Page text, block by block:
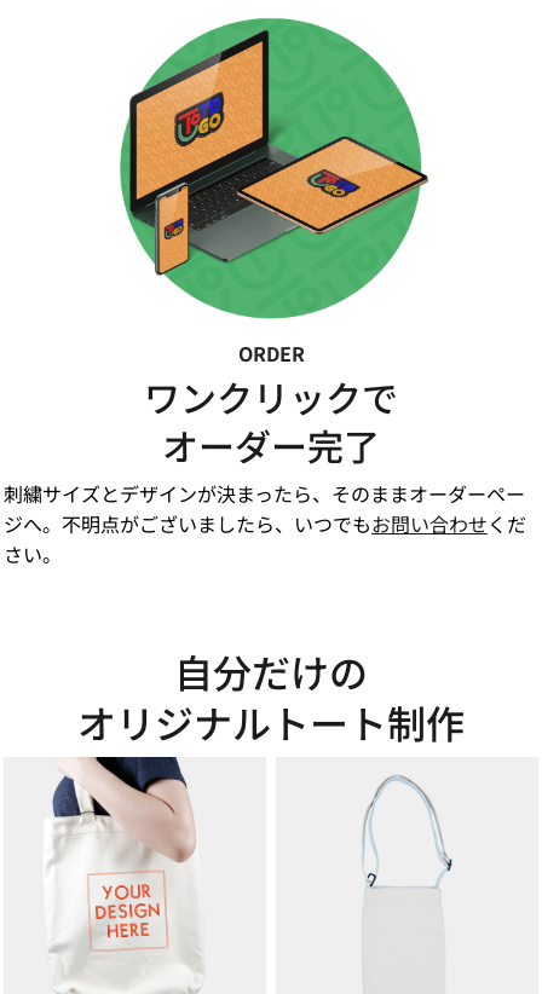
ORDER
ワンクリックで
オーダー完了
刺繍サイズとデザインが決まったら、そのままオーダーペー
ジへ。不明点がございましたら、いつでもお問い合わせくだ
さい。
自分だけの
オリジナルトート制作